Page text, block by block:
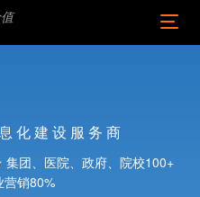
化建设服务商
团、医院、政府、院校100+
销80%